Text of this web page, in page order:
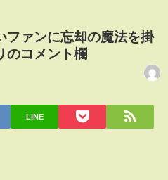
ファンに忘却の魔法を掛
のコメント欄
LINE